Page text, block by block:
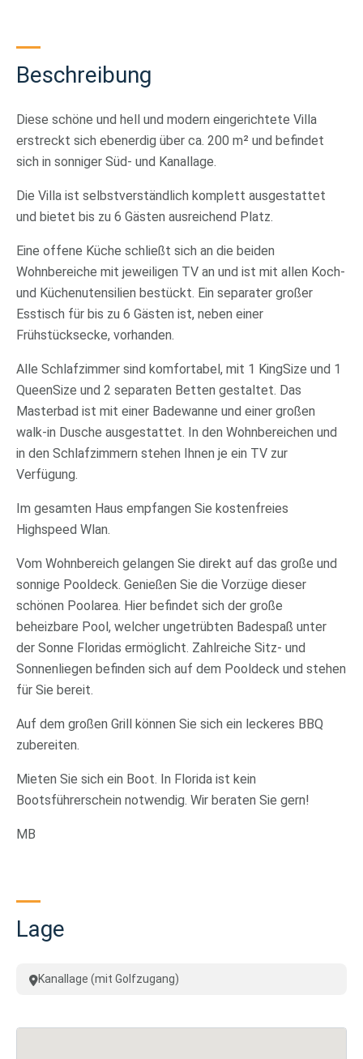
Beschreibung
Diese schöne und hell und modern eingerichtete Villa
erstreckt sich ebenerdig über ca. 200 m² und befindet
sich in sonniger Süd- und Kanallage.
Die Villa ist selbstverständlich komplett ausgestattet
und bietet bis zu 6 Gästen ausreichend Platz.
Eine offene Küche schließt sich an die beiden
Wohnbereiche mit jeweiligen TV an und ist mit allen Koch-
und Küchenutensilien bestückt. Ein separater großer
Esstisch für bis zu 6 Gästen ist, neben einer
Frühstücksecke, vorhanden.
Alle Schlafzimmer sind komfortabel, mit 1 KingSize und 1
QueenSize und 2 separaten Betten gestaltet. Das
Masterbad ist mit einer Badewanne und einer großen
walk-in Dusche ausgestattet. In den Wohnbereichen und
in den Schlafzimmern stehen Ihnen je ein TV zur
Verfügung.
Im gesamten Haus empfangen Sie kostenfreies
Highspeed Wlan.
Vom Wohnbereich gelangen Sie direkt auf das große und
sonnige Pooldeck. Genießen Sie die Vorzüge dieser
schönen Poolarea. Hier befindet sich der große
beheizbare Pool, welcher ungetrübten Badespaß unter
der Sonne Floridas ermöglicht. Zahlreiche Sitz- und
Sonnenliegen befinden sich auf dem Pooldeck und stehen
für Sie bereit.
Auf dem großen Grill können Sie sich ein leckeres BBQ
zubereiten.
Mieten Sie sich ein Boot. In Florida ist kein
Bootsführerschein notwendig. Wir beraten Sie gern!
MB
Lage
Kanallage (mit Golfzugang)